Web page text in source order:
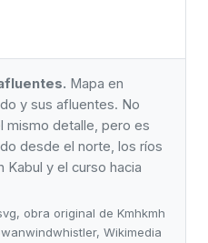
Mapa en
y sus afluentes. No
mismo detalle, pero es
desde el norte, los ríos
Kabul y el curso hacia
obra original de Kmhkmh
Wikimedia